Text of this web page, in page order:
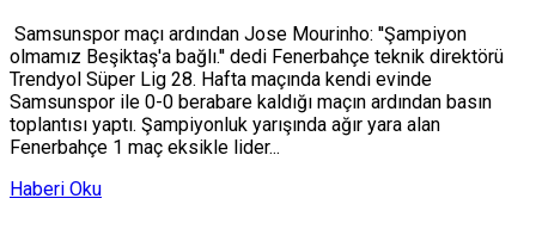
Samsunspor maçı ardından Jose Mourinho: ''Şampiyon
olmamız Beşiktaş'a bağlı.'' dedi Fenerbahçe teknik direktörü
Trendyol Süper Lig 28. Hafta maçında kendi evinde
Samsunspor ile 0-0 berabare kaldığı maçın ardından basın
toplantısı yaptı. Şampiyonluk yarışında ağır yara alan
Fenerbahçe 1 maç eksikle lider...
Haberi Oku